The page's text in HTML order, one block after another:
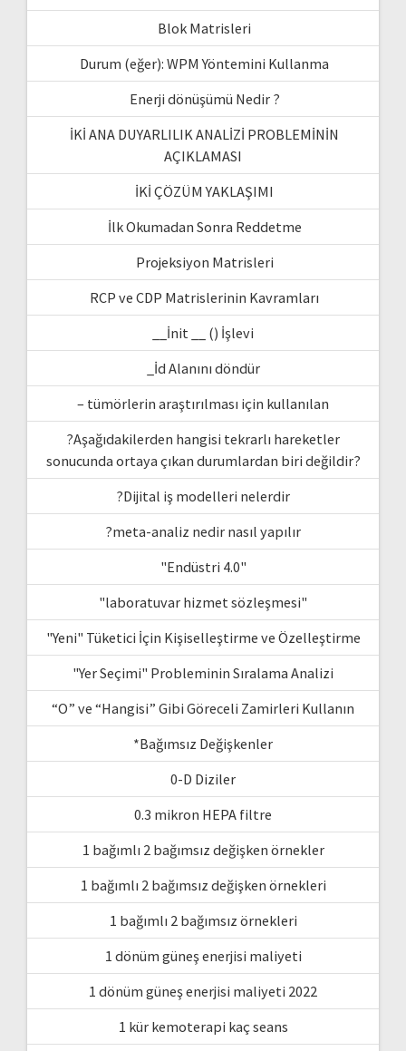
Blok Matrisleri
Durum (eğer): WPM Yöntemini Kullanma
Enerji dönüşümü Nedir ?
İKİ ANA DUYARLILIK ANALİZİ PROBLEMİNİN
AÇIKLAMASI
İKİ ÇÖZÜM YAKLAŞIMI
İlk Okumadan Sonra Reddetme
Projeksiyon Matrisleri
RCP ve CDP Matrislerinin Kavramları
__İnit __ () İşlevi
_İd Alanını döndür
– tümörlerin araştırılması için kullanılan
?Aşağıdakilerden hangisi tekrarlı hareketler
sonucunda ortaya çıkan durumlardan biri değildir?
?Dijital iş modelleri nelerdir
?meta-analiz nedir nasıl yapılır
"Endüstri 4.0"
"laboratuvar hizmet sözleşmesi"
"Yeni" Tüketici İçin Kişiselleştirme ve Özelleştirme
"Yer Seçimi" Probleminin Sıralama Analizi
“O” ve “Hangisi” Gibi Göreceli Zamirleri Kullanın
*Bağımsız Değişkenler
0-D Diziler
0.3 mikron HEPA filtre
1 bağımlı 2 bağımsız değişken örnekler
1 bağımlı 2 bağımsız değişken örnekleri
1 bağımlı 2 bağımsız örnekleri
1 dönüm güneş enerjisi maliyeti
1 dönüm güneş enerjisi maliyeti 2022
1 kür kemoterapi kaç seans